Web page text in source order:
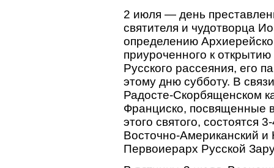
2 июля — день
святителя и чудотворца
определению
приуроченного к
Русского рассеяния, его
этому дню субботу. В
Радосте-Скорбященском
Франциско, посвященные
этого святого, состоятся
Восточно-Американский
Первоиерарх Русской